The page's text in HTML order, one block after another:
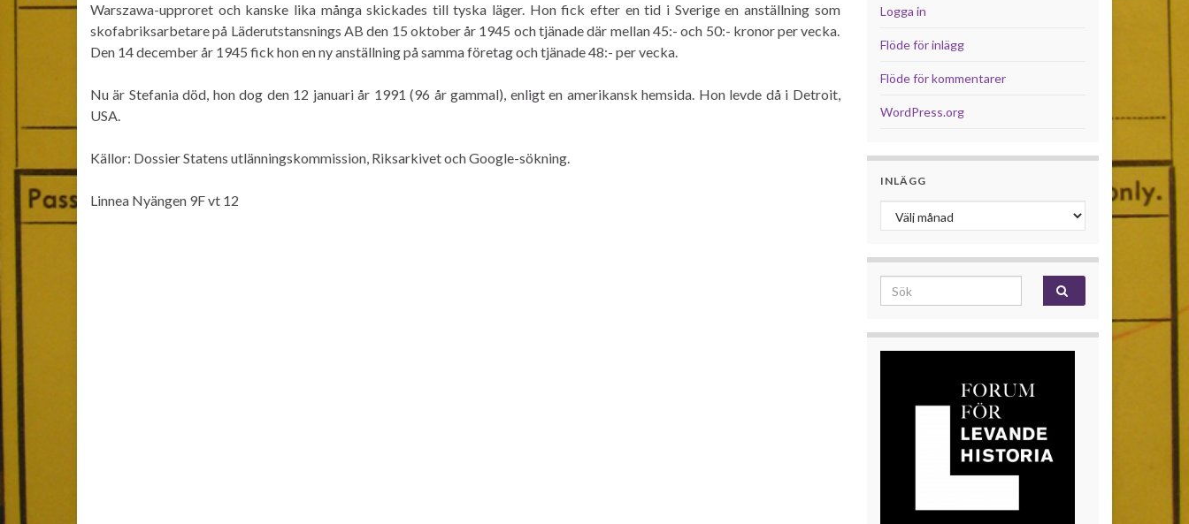
Warszawa-upproret och kanske lika många skickades till tyska läger. Hon fick efter en tid i Sverige en anställning som
skofabriksarbetare på Läderutstansnings AB den 15 oktober år 1945 och tjänade där mellan 45:- och 50:- kronor per vecka.
Den 14 december år 1945 fick hon en ny anställning på samma företag och tjänade 48:- per vecka.
Nu är Stefania död, hon dog den 12 januari år 1991 (96 år gammal), enligt en amerikansk hemsida. Hon levde då i Detroit,
USA.
Källor: Dossier Statens utlänningskommission, Riksarkivet och Google-sökning.
Linnea Nyängen 9F vt 12
Logga in
Flöde för inlägg
Flöde för kommentarer
WordPress.org
INLÄGG
Inlägg
Search for: